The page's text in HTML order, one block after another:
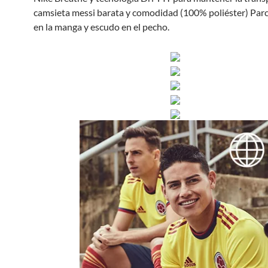
camsieta messi barata y comodidad (100% poliéster)
en la manga y escudo en el pecho.